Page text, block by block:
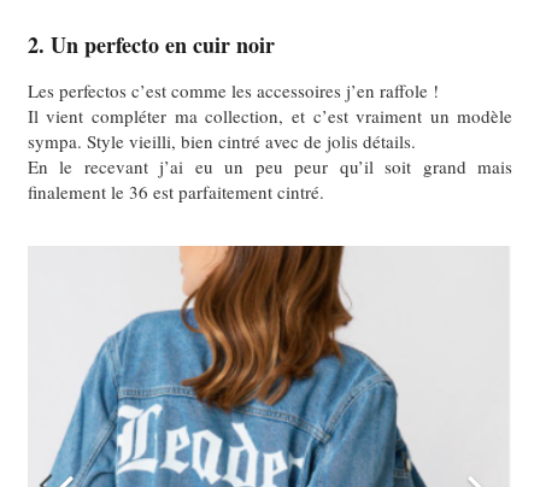
2. Un perfecto en cuir noir
Les perfectos c’est comme les accessoires j’en raffole !
Il vient compléter ma collection, et c’est vraiment un modèle
sympa. Style vieilli, bien cintré avec de jolis détails.
En le recevant j’ai eu un peu peur qu’il soit grand mais
finalement le 36 est parfaitement cintré.